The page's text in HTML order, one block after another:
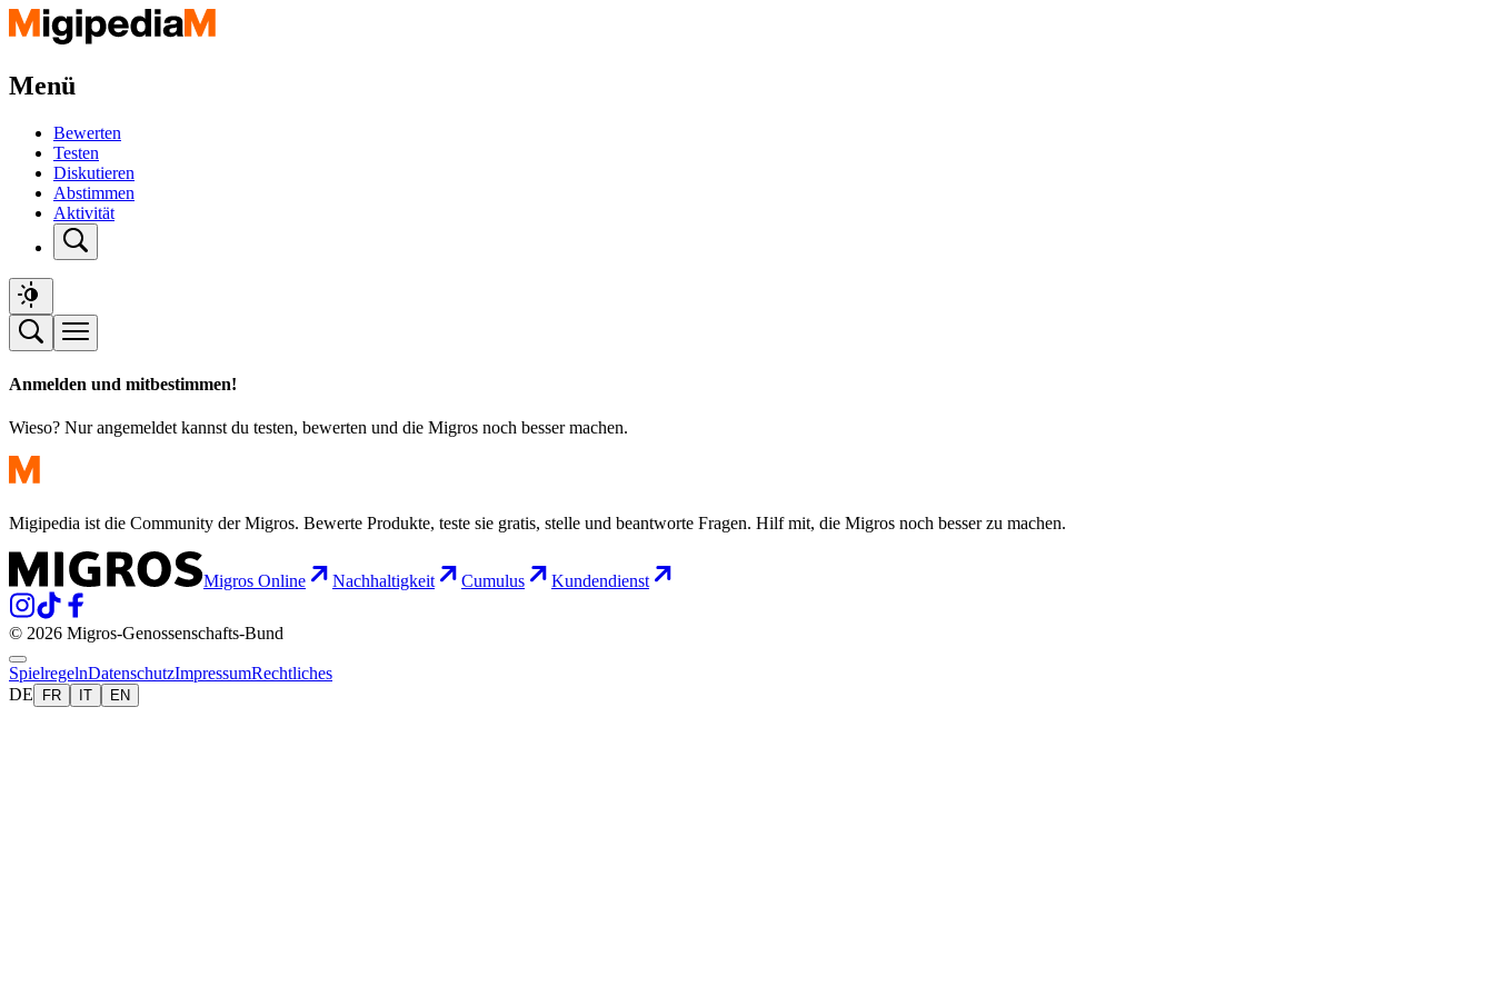
Menü
Bewerten
Testen
Diskutieren
Abstimmen
Aktivität
Anmelden und mitbestimmen!
Wieso? Nur angemeldet kannst du testen, bewerten und die Migros noch besser machen.
Migipedia ist die Community der Migros. Bewerte Produkte, teste sie gratis, stelle und beantworte Fragen. Hilf mit, die Migros noch besser zu machen.
Migros Online Nachhaltigkeit Cumulus Kundendienst
© 2026 Migros-Genossenschafts-Bund
SpielregelnDatenschutzImpressumRechtliches
DE
FR IT EN